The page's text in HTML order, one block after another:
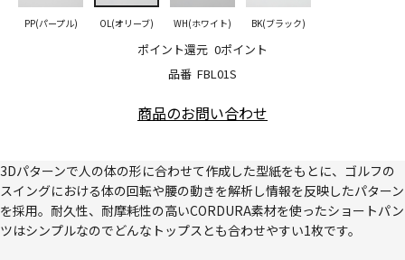
品番 FBL01S
ポイント還元 0ポイント
PP(パープル) OL(オリーブ) WH(ホワイト) BK(ブラック)
商品のお問い合わせ
3Dパターンで人の体の形に合わせて作成した型紙をもとに、ゴルフの
スイングにおける体の回転や腰の動きを解析し情報を反映したパターン
を採用。耐久性、耐摩耗性の高いCORDURA素材を使ったショートパン
ツはシンプルなのでどんなトップスとも合わせやすい1枚です。